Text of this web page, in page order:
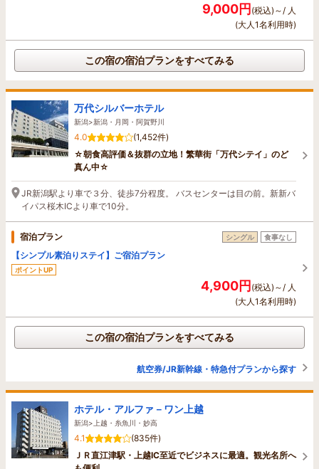
9,000円(税込)～/ 人
(大人1名利用時)
この宿の宿泊プランをすべてみる
万代シルバーホテル
新潟>新潟・月岡・阿賀野川
4.0
(1,452件)
☆朝食高評価＆抜群の立地！繁華街「万代シテイ」のど
真ん中☆
JR新潟駅より車で３分、徒歩7分程度。 バスセンターは目の前。新新バ
イパス桜木ICより車で10分。
宿泊プラン シングル 食事なし
【シンプル素泊りステイ】ご宿泊プラン
ポイントUP
4,900円(税込)～/ 人
(大人1名利用時)
この宿の宿泊プランをすべてみる
航空券/JR新幹線・特急付プランから探す
ホテル・アルファ－ワン上越
新潟>上越・糸魚川・妙高
4.1
(835件)
ＪＲ直江津駅・上越IC至近でビジネスに最適。観光名所へ